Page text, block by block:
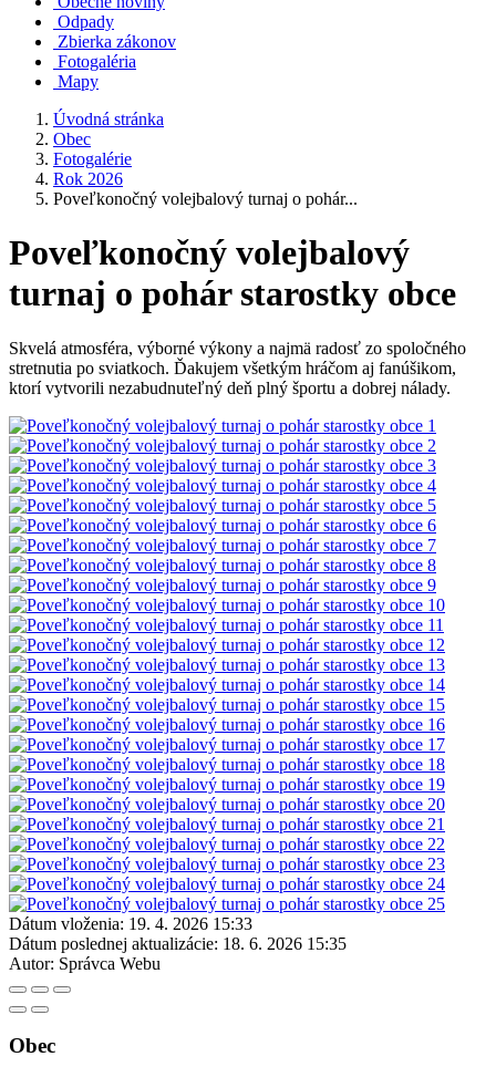
Odpady
Zbierka zákonov
Fotogaléria
Mapy
Úvodná stránka
Obec
Fotogalérie
Rok 2026
Poveľkonočný volejbalový turnaj o pohár...
Poveľkonočný volejbalový
turnaj o pohár starostky obce
Skvelá atmosféra, výborné výkony a najmä radosť zo spoločného
stretnutia po sviatkoch. Ďakujem všetkým hráčom aj fanúšikom,
ktorí vytvorili nezabudnuteľný deň plný športu a dobrej nálady.
Dátum vloženia: 19. 4. 2026 15:33
Dátum poslednej aktualizácie: 18. 6. 2026 15:35
Autor: Správca Webu
Obec